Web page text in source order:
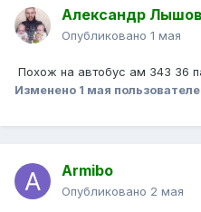
Александр Лышов
Опубликовано 1 мая
Похож на автобус ам 343 36
Изменено 1 мая
Armibo
Опубликовано 2 мая